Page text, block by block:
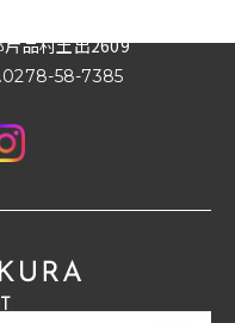
品村土出2609
0278-58-7385